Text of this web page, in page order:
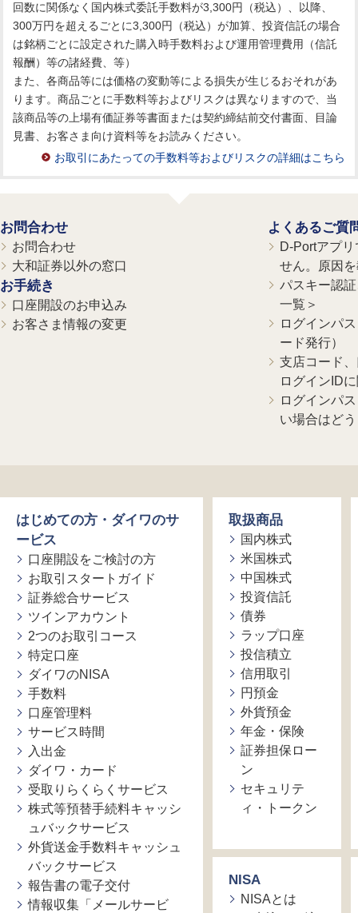
回数に関係なく国内株式委託手数料が3,300円（税込）、以降、
300万円を超えるごとに3,300円（税込）が加算、投資信託の場合
は銘柄ごとに設定された購入時手数料および運用管理費用（信託
報酬）等の諸経費、等）
また、各商品等には価格の変動等による損失が生じるおそれがあ
ります。商品ごとに手数料等およびリスクは異なりますので、当
該商品等の上場有価証券等書面または契約締結前交付書面、目論
見書、お客さま向け資料等をお読みください。
お取引にあたっての手数料等およびリスクの詳細はこちら
お問合わせ
お問合わせ
大和証券以外の窓口
お手続き
口座開設のお申込み
お客さま情報の変更
よくあるご質
D-Portアプ
せん。原因
パスキー認
一覧＞
ログインパ
ード発行）
支店コード
ログインID
ログインパ
い場合はど
はじめての方・ダイワのサ
ービス
口座開設をご検討の方
お取引スタートガイド
証券総合サービス
ツインアカウント
2つのお取引コース
特定口座
ダイワのNISA
手数料
口座管理料
サービス時間
入出金
ダイワ・カード
受取りらくらくサービス
株式等預替手続料キャッシ
ュバックサービス
外貨送金手数料キャッシュ
バックサービス
報告書の電子交付
情報収集「メールサービ
取扱商品
国内株式
米国株式
中国株式
投資信託
債券
ラップ口座
投信積立
信用取引
円預金
外貨預金
年金・保険
証券担保ロー
ン
セキュリテ
ィ・トークン
NISA
NISAとは